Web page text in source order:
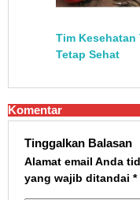
Tim Kesehatan
Tetap Sehat
Komentar
Tinggalkan Balasan
Alamat email Anda
yang wajib ditandai *